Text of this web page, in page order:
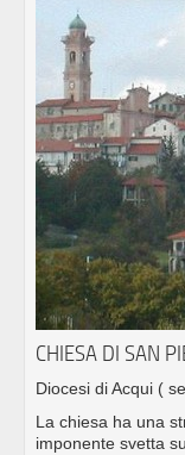
CHIESA DI SAN
Diocesi di Acqui (
La chiesa ha una
imponente svetta